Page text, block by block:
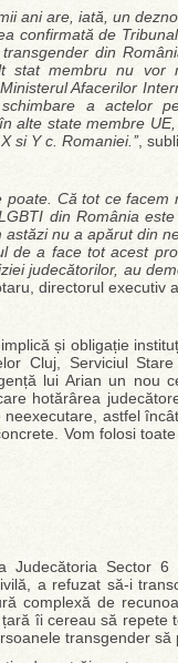
ani are, iată, un
confirmată de
din
stat membru nu vor
Afacerilor
a actelor
alte state membre
si Y c. Romaniei.’’,
poate. Că tot ce
din România
nu a apărut din
de a face tot acest
judecătorilor, au
directorul executiv
și obligație
Cluj, Serviciul
lui Arian un nou
hotărârea
astfel
Vom folosi
Judecătoria Sector
a refuzat să-i
complexă de
îi cereau să repete
transgender să